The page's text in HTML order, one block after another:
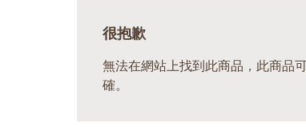
很抱歉
無法在網站上找到此商品，此商品
確。